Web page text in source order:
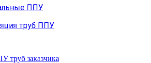
ППУ
труб ППУ
труб заказчика